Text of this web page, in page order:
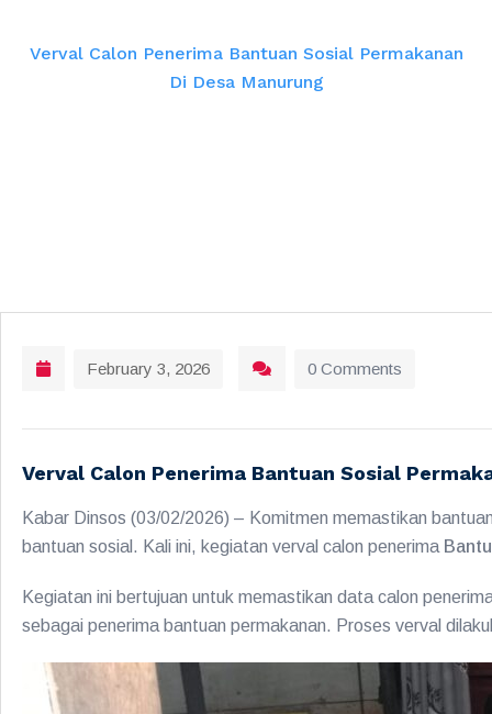
Verval Calon Penerima Bantuan Sosial Permakanan
Di Desa Manurung
February 3, 2026 0 Comments
Verval Calon Penerima Bantuan Sosial
Kabar Dinsos (03/02/2026) – Komitmen memastikan
bantuan sosial. Kali ini, kegiatan verval calon penerima
Kegiatan ini bertujuan untuk memastikan data calon
sebagai penerima bantuan permakanan. Proses verval